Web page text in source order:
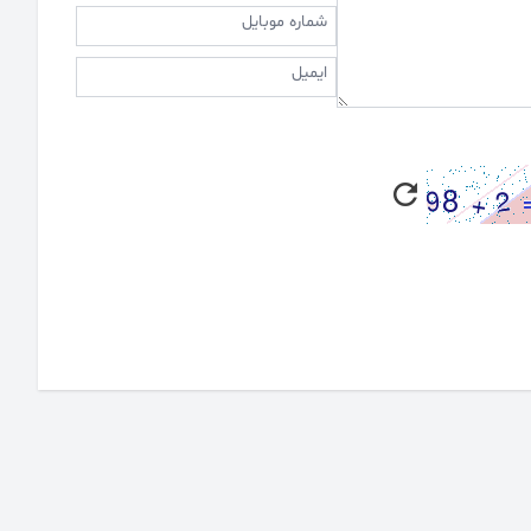
شماره موبایل
ایمیل